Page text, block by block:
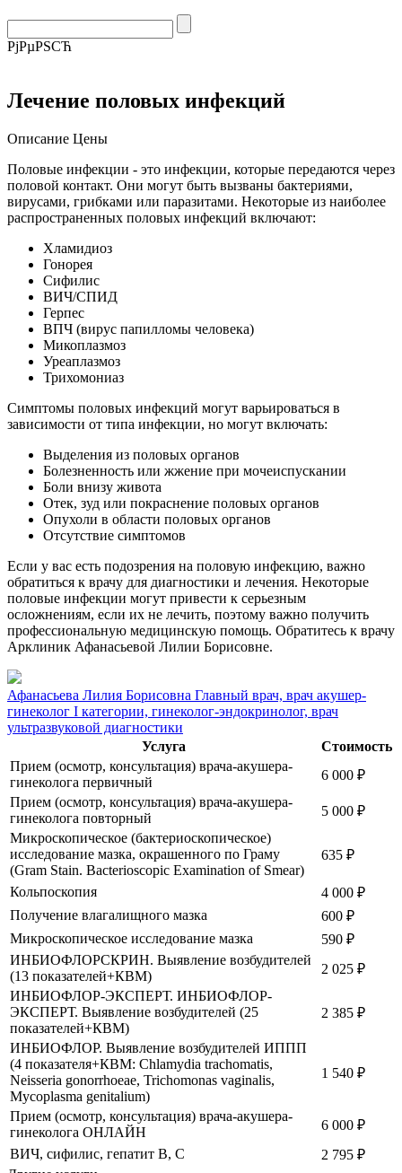
РјРµРЅСЋ
Лечение половых инфекций
Описание Цены
Половые инфекции - это инфекции, которые передаются через
половой контакт. Они могут быть вызваны бактериями,
вирусами, грибками или паразитами. Некоторые из наиболее
распространенных половых инфекций включают:
Хламидиоз
Гонорея
Сифилис
ВИЧ/СПИД
Герпес
ВПЧ (вирус папилломы человека)
Микоплазмоз
Уреаплазмоз
Трихомониаз
Симптомы половых инфекций могут варьироваться в
зависимости от типа инфекции, но могут включать:
Выделения из половых органов
Болезненность или жжение при мочеиспускании
Боли внизу живота
Отек, зуд или покраснение половых органов
Опухоли в области половых органов
Отсутствие симптомов
Если у вас есть подозрения на половую инфекцию, важно
обратиться к врачу для диагностики и лечения. Некоторые
половые инфекции могут привести к серьезным
осложнениям, если их не лечить, поэтому важно получить
профессиональную медицинскую помощь. Обратитесь к врачу
Арклиник Афанасьевой Лилии Борисовне.
Афанасьева Лилия Борисовна Главный врач, врач акушер-
гинеколог I категории, гинеколог-эндокринолог, врач
ультразвуковой диагностики
Услуга
Стоимость
Прием (осмотр, консультация) врача-акушера-
гинеколога первичный
6 000 ₽
Прием (осмотр, консультация) врача-акушера-
гинеколога повторный
5 000 ₽
Микроскопическое (бактериоскопическое)
исследование мазка, окрашенного по Граму
(Gram Stain. Bacterioscopic Examination of Smear)
635 ₽
Кольпоскопия 4 000 ₽
Получение влагалищного мазка
600 ₽
Микроскопическое исследование мазка
590 ₽
ИНБИОФЛОРСКРИН. Выявление возбудителей
(13 показателей+КВМ)
2 025 ₽
ИНБИОФЛОР-ЭКСПЕРТ. ИНБИОФЛОР-
ЭКСПЕРТ. Выявление возбудителей (25
показателей+КВМ)
2 385 ₽
ИНБИОФЛОР. Выявление возбудителей ИППП
(4 показателя+КВМ: Chlamydia trachomatis,
Neisseria gonorrhoeae, Trichomonas vaginalis,
Mycoplasma genitalium)
1 540 ₽
Прием (осмотр, консультация) врача-акушера-
гинеколога ОНЛАЙН
6 000 ₽
ВИЧ, сифилис, гепатит В, С
2 795 ₽